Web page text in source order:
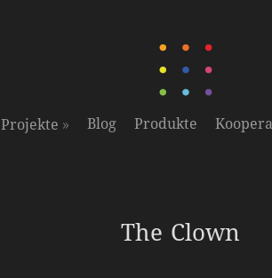
Projekte » Blog Produkte
The Clown